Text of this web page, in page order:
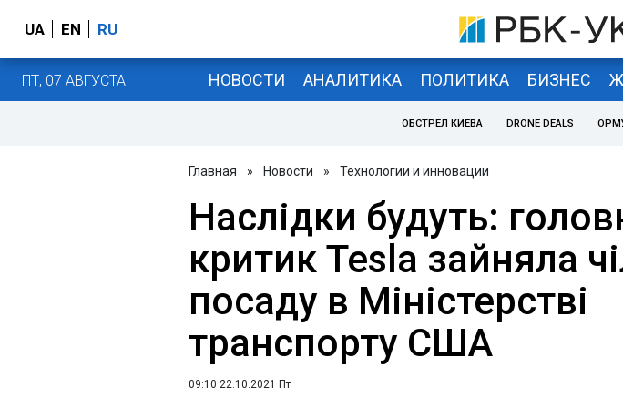
UA EN RU
ПТ, 07 АВГУСТА НОВОСТИ АНАЛИТИКА ПОЛИТИКА БИЗНЕС
ОБСТРЕЛ КИЕВА DRONE DEALS
Главная » Новости » Технологии и инновации
Наслідки будуть:
критик Tesla зайняла
посаду в Міністерстві
транспорту США
09:10 22.10.2021 Пт